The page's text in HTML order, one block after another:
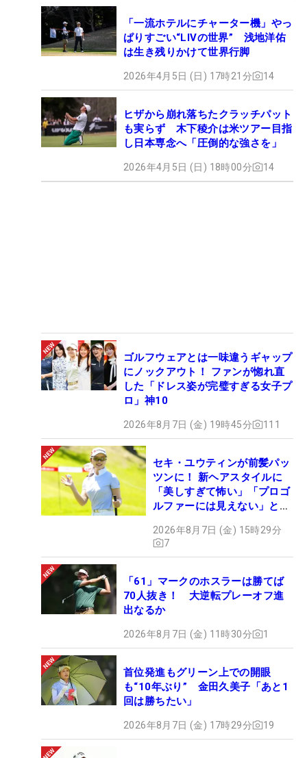
「一流ホテルにチャーター機」やっ
ぱりすごい“LIVの世界” 浅地洋佑
は生き残りかけて世界行脚
2026年4月5日 (日) 17時21分 14
ヒザから崩れ落ちたクラッチパット
も実らず 木下稜介は米ツアー目指
し日本専念へ「圧倒的な強さを」
2026年4月5日 (日) 18時00分 14
ゴルフウェアとは一味違うギャップ
にノックアウト！ ファンが惚れ直
した「ドレス姿が完璧すぎる女子プ
ロ」神10
2026年8月7日 (金) 19時45分 111
セキ・ユウティンが前髪パッ
ツンに！ 新ヘアスタイルに
「美しすぎて怖い」「プロゴ
ルファーには見えない」とコ
2026年8月7日 (金) 15時29分
7
「61」マークのホスラーは勝てば
70人抜き！ 大逆転プレーオフ進
出なるか
2026年8月7日 (金) 11時30分 1
首位発進もグリーン上での開眼
も“10年ぶり” 金田久美子「あと1
回は勝ちたい」
2026年8月7日 (金) 17時29分 19